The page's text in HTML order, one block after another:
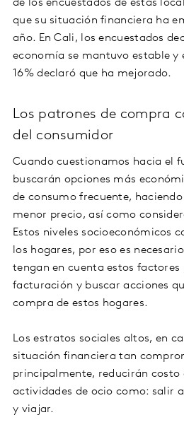
de los encuestados de estas
que su situación financiera ha
año. En Cali, los encuestados
economía se mantuvo estable y
16% declaró que ha mejorado.
Los patrones de compra
del consumidor
Cuando cuestionamos hacia el
buscarán opciones más
de consumo frecuente,
menor precio, así como
Estos niveles socioeconómicos
los hogares, por eso es
tengan en cuenta estos factores
facturación y buscar acciones
compra de estos hogares.
Los estratos sociales altos, en
situación financiera tan
principalmente, reducirán costo
actividades de ocio como: salir
y viajar.